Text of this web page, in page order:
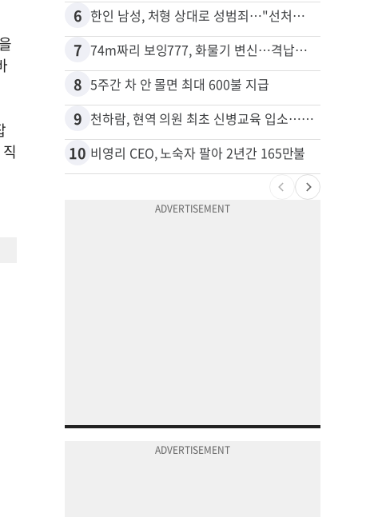
6 한인 남성, 처형 상대로 성범죄…"선처해줬더니 배신자 취급"
7 74m짜리 보잉777, 화물기 변신…격납고서 ‘보물’ 찾는 인천공항
8 5주간 차 안 몰면 최대 600불 지급
9 천하람, 현역 의원 최초 신병교육 입소…논산서 2박3일 생활
10 비영리 CEO, 노숙자 팔아 2년간 165만불